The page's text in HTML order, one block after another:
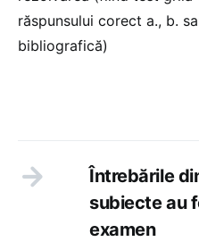
răspunsului corect a., b.
bibliografică)
Întrebările
subiecte au
examen